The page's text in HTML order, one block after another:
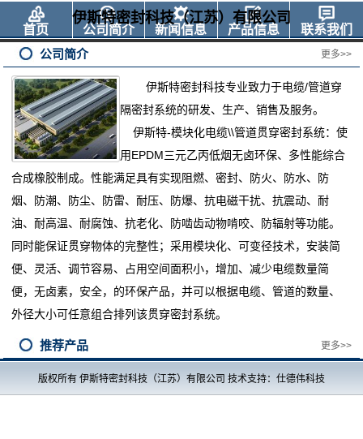
伊斯特密封科技（江苏）有限公司
首页 公司简介 新闻信息 产品信息 联系我们
更多>>
公司简介
伊斯特密封科技专业致力于电缆/管道穿
隔密封系统的研发、生产、销售及服务。
伊斯特-模块化电缆\\管道贯穿密封系统：使
用EPDM三元乙丙低烟无卤环保、多性能综合
合成橡胶制成。性能满足具有实现阻燃、密封、防火、防水、防
烟、防潮、防尘、防雷、耐压、防爆、抗电磁干扰、抗震动、耐
油、耐高温、耐腐蚀、抗老化、防啮齿动物啃咬、防辐射等功能。
同时能保证贯穿物体的完整性；采用模块化、可变径技术，安装简
便、灵活、调节容易、占用空间面积小，增加、减少电缆数量简
便，无卤素，安全，的环保产品，并可以根据电缆、管道的数量、
外径大小可任意组合排列该贯穿密封系统。
推荐产品 更多>>
版权所有 伊斯特密封科技（江苏）有限公司 技术支持：仕德伟科技